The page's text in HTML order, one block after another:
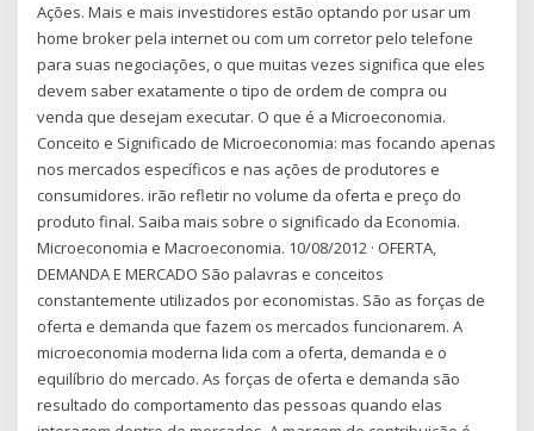
Ações. Mais e mais investidores estão optando por usar um
home broker pela internet ou com um corretor pelo telefone
para suas negociações, o que muitas vezes significa que eles
devem saber exatamente o tipo de ordem de compra ou
venda que desejam executar. O que é a Microeconomia.
Conceito e Significado de Microeconomia: mas focando apenas
nos mercados específicos e nas ações de produtores e
consumidores. irão refletir no volume da oferta e preço do
produto final. Saiba mais sobre o significado da Economia.
Microeconomia e Macroeconomia. 10/08/2012 · OFERTA,
DEMANDA E MERCADO São palavras e conceitos
constantemente utilizados por economistas. São as forças de
oferta e demanda que fazem os mercados funcionarem. A
microeconomia moderna lida com a oferta, demanda e o
equilíbrio do mercado. As forças de oferta e demanda são
resultado do comportamento das pessoas quando elas